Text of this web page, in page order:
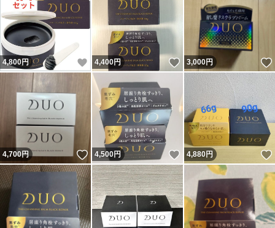
4,800円 いいね！
4,400円 いいね！
3,000円
4,700円 いいね！
4,500円 いいね！
4,880円